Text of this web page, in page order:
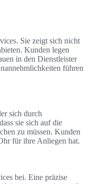
Sie zeigt sich nicht
Kunden legen
in den Dienstleister
führen
sich durch
sie sich auf die
zu müssen. Kunden
für ihre Anliegen hat.
bei. Eine präzise